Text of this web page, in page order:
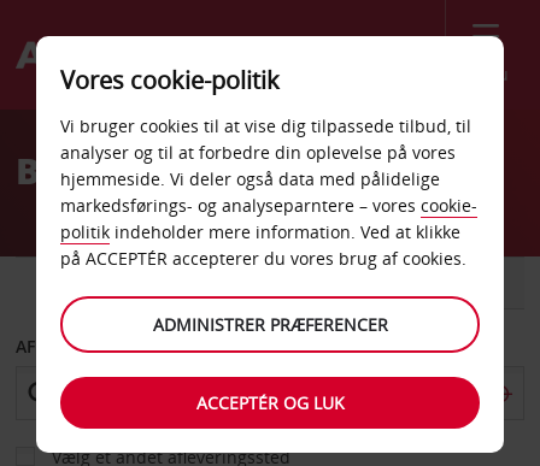
Menu
Welcome
AvisBilleje Saskatoon
AFHENT FRA
Vælg et andet afleveringssted
Vores cookie-politik
Vi bruger cookies til at vise dig tilpassede tilbud, til
analyser og til at forbedre din oplevelse på vores
hjemmeside. Vi deler også data med pålidelige
markedsførings- og analyseparntere – vores cookie-
politik indeholder mere information. Ved at klikke
på ACCEPTÉR accepterer du vores brug af cookies.
ADMINISTRER PRÆFERENCER
ACCEPTÉR OG LUK